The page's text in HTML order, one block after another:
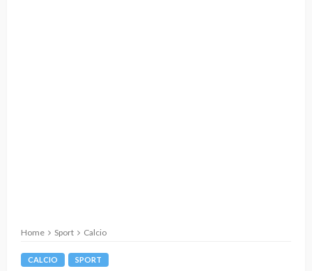
Home Sport Calcio
CALCIO SPORT